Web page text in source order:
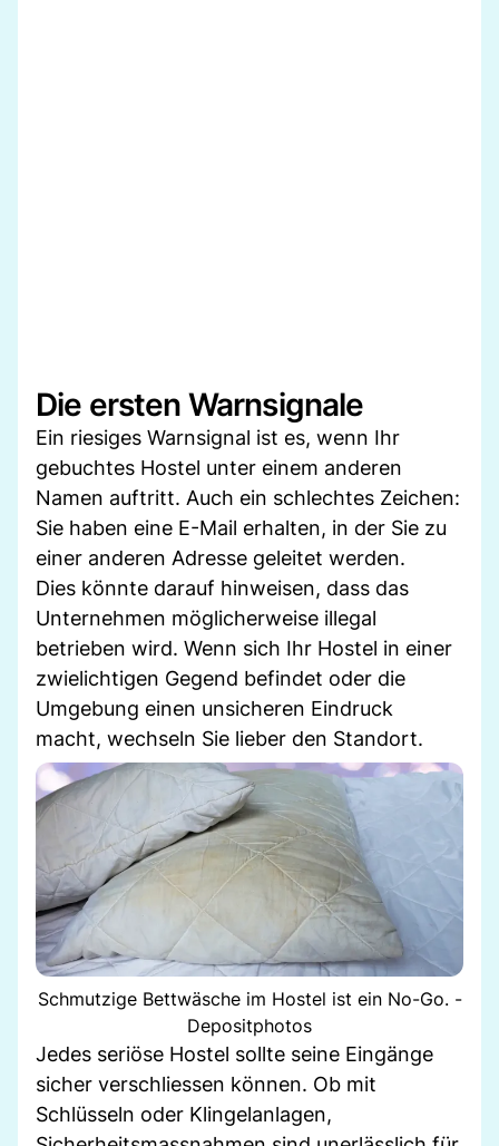
Die ersten Warnsignale
Ein riesiges Warnsignal ist es, wenn Ihr
gebuchtes Hostel unter einem anderen
Namen auftritt. Auch ein schlechtes Zeichen:
Sie haben eine E-Mail erhalten, in der Sie zu
einer anderen Adresse geleitet werden.
Dies könnte darauf hinweisen, dass das
Unternehmen möglicherweise illegal
betrieben wird. Wenn sich Ihr Hostel in einer
zwielichtigen Gegend befindet oder die
Umgebung einen unsicheren Eindruck
macht, wechseln Sie lieber den Standort.
Schmutzige Bettwäsche im Hostel ist ein No-Go. -
Depositphotos
Jedes seriöse Hostel sollte seine Eingänge
sicher verschliessen können. Ob mit
Schlüsseln oder Klingelanlagen,